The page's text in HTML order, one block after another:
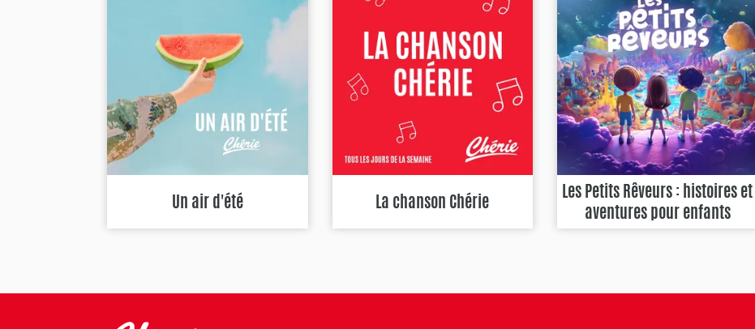
Un air d'été La chanson Chérie
Les Petits Rêveurs : histoires et
aventures pour enfants